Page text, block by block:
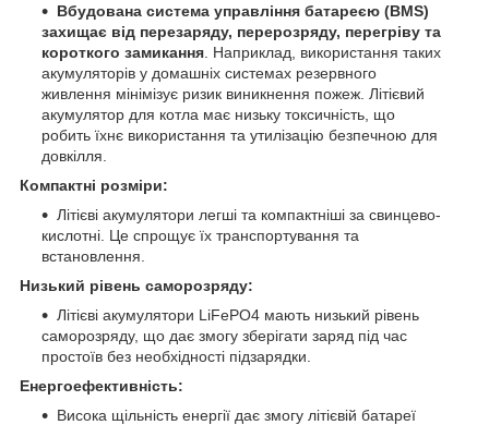
Вбудована система управління батареєю (BMS)
захищає від перезаряду, перерозряду, перегріву та
короткого замикання . Наприклад, використання таких
акумуляторів у домашніх системах резервного
живлення мінімізує ризик виникнення пожеж. Літієвий
акумулятор для котла має низьку токсичність, що
робить їхнє використання та утилізацію безпечною для
довкілля.
Компактні розміри:
Літієві акумулятори легші та компактніші за свинцево-
кислотні. Це спрощує їх транспортування та
встановлення.
Низький рівень саморозряду:
Літієві акумулятори LiFePO4 мають низький рівень
саморозряду, що дає змогу зберігати заряд під час
простоїв без необхідності підзарядки.
Енергоефективність:
Висока щільність енергії дає змогу літієвій батареї